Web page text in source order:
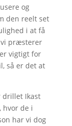
og
den reelt set
i at få
vi præsterer
vigtigt for
så er det at
drillet Ikast
hvor de i
har vi dog